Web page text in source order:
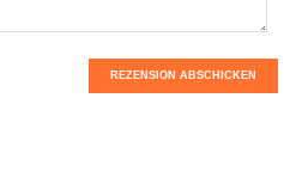
REZENSION ABSCHICKEN